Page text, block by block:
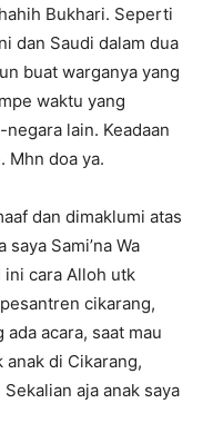
Bukhari. Seperti
dan Saudi dalam dua
buat warganya yang
waktu yang
lain. Keadaan
Mhn doa ya.
dan dimaklumi atas
Sami’na Wa
ini cara Alloh utk
cikarang,
acara, saat mau
di Cikarang,
aja anak saya